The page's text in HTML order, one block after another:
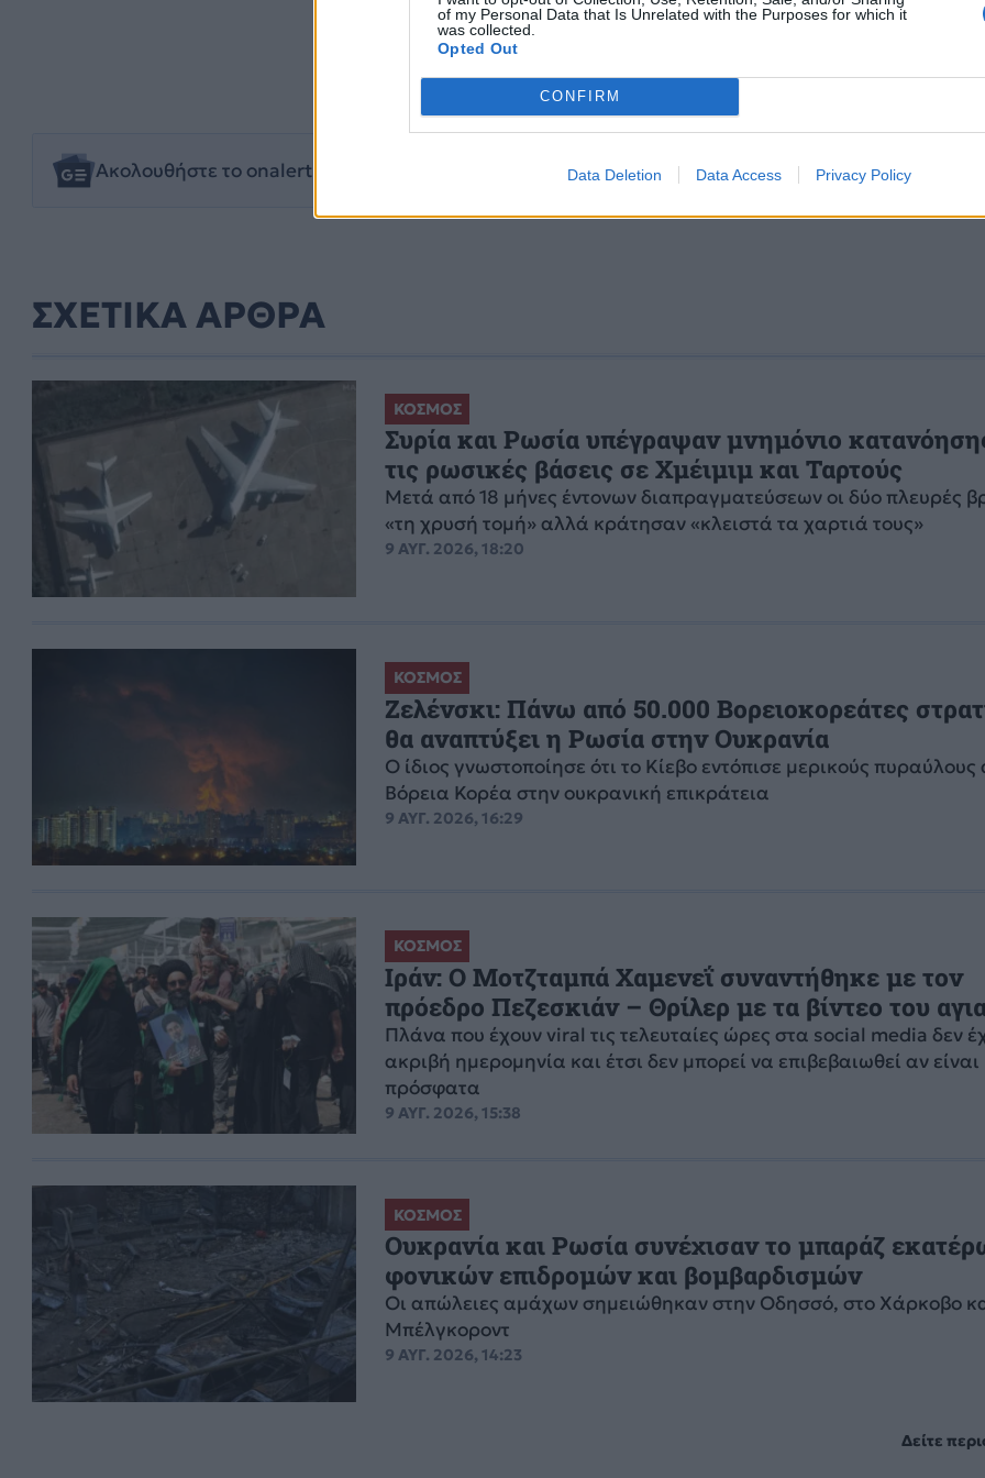
of my Personal Data that Is Unrelated with the Purposes for which it
was collected.
Opted Out
CONFIRM
Data Deletion Data Access Privacy Policy
Ακολουθήστε το onalert.gr στο και μάθετε πρώτοι όλες τις ειδήσεις για την άμυνα.
ΒΟΥΛΗ ΕΙΔΗΣΕΙΣ ΖΑΕΦ ΠΓΔΜ ΣΚΟΠΙΑ ΣΥΝΕΔΡΙΑΣΗ
ΣΧΕΤΙΚΑ ΑΡΘΡΑ
ΚΟΣΜΟΣ
Συρία και Ρωσία υπέγραψαν μνημόνιο
τις ρωσικές βάσεις σε Χμέιμιμ και Ταρτούς
Μετά από 18 μήνες έντονων διαπραγματεύσεων οι δύο πλευρές
«τη χρυσή τομή» αλλά κράτησαν «κλειστά τα χαρτιά τους»
9 ΑΥΓ. 2026, 18:20
ΚΟΣΜΟΣ
Ζελένσκι: Πάνω από 50.000 Βορειοκορεάτες
θα αναπτύξει η Ρωσία στην Ουκρανία
Ο ίδιος γνωστοποίησε ότι το Κίεβο εντόπισε μερικούς πυραύλους
Βόρεια Κορέα στην ουκρανική επικράτεια
9 ΑΥΓ. 2026, 16:29
ΚΟΣΜΟΣ
Ιράν: Ο Μοτζταμπά Χαμενεΐ συναντήθηκε με τον
πρόεδρο Πεζεσκιάν – Θρίλερ με τα βίντεο του
Πλάνα που έχουν viral τις τελευταίες ώρες στα social media δεν
ακριβή ημερομηνία και έτσι δεν μπορεί να επιβεβαιωθεί αν είναι
πρόσφατα
9 ΑΥΓ. 2026, 15:38
ΚΟΣΜΟΣ
Ουκρανία και Ρωσία συνέχισαν το μπαράζ
φονικών επιδρομών και βομβαρδισμών
Οι απώλειες αμάχων σημειώθηκαν στην Οδησσό, στο Χάρκοβο
Μπέλγκοροντ
9 ΑΥΓ. 2026, 14:23
Δείτε